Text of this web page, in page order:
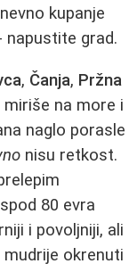
kupanje
napustite grad.
, Čanja, Pržna
na more i
naglo porasle
nisu retkost.
80 evra
i povoljniji, ali
okrenuti